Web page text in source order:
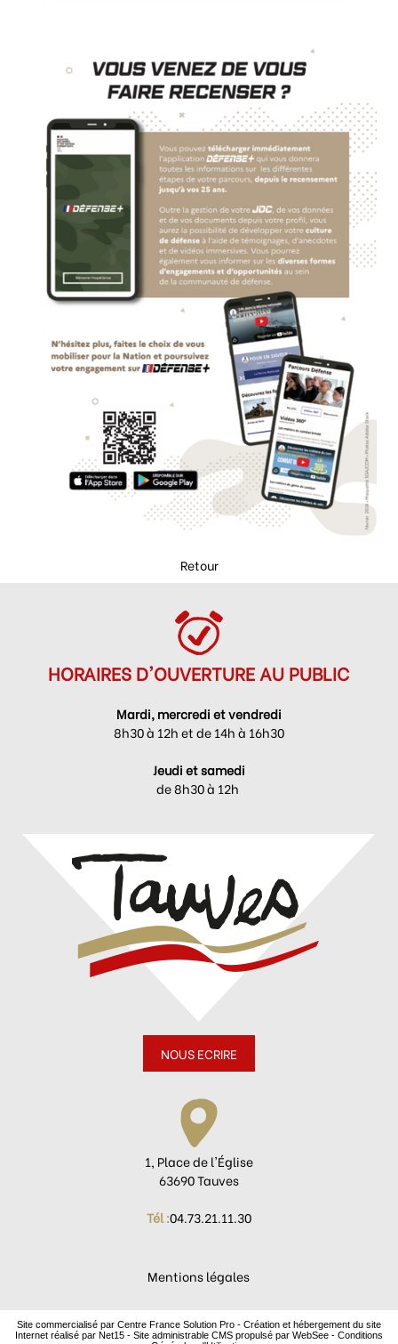
Retour
HORAIRES D'OUVERTURE AU PUBLIC
Mardi, mercredi et vendredi
8h30 à 12h et de 14h à 16h30
Jeudi et samedi
de 8h30 à 12h
NOUS ECRIRE
1, Place de l'Église
63690 Tauves
Tél :04.73.21.11.30
Mentions légales
Site commercialisé par Centre France Solution Pro - Création et hébergement du site
Internet réalisé par Net15 - Site administrable CMS propulsé par WebSee - Conditions